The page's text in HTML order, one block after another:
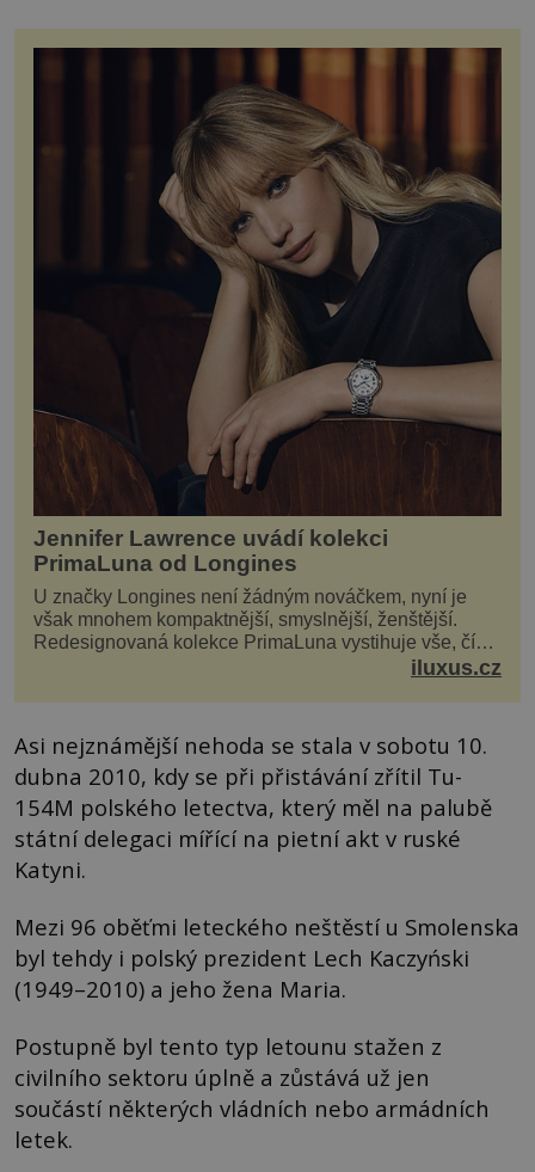
Jennifer Lawrence uvádí kolekci
PrimaLuna od Longines
U značky Longines není žádným nováčkem, nyní je
však mnohem kompaktnější, smyslnější, ženštější.
Redesignovaná kolekce PrimaLuna vystihuje vše, čím
je značka Longines dnes a čím byla i před sto dvacet...
iluxus.cz
Asi nejznámější nehoda se stala v sobotu 10.
dubna 2010, kdy se při přistávání zřítil Tu-
154M polského letectva, který měl na palubě
státní delegaci mířící na pietní akt v ruské
Katyni.
Mezi 96 oběťmi leteckého neštěstí u Smolenska
byl tehdy i polský prezident Lech Kaczyński
(1949–2010) a jeho žena Maria.
Postupně byl tento typ letounu stažen z
civilního sektoru úplně a zůstává už jen
součástí některých vládních nebo armádních
letek.